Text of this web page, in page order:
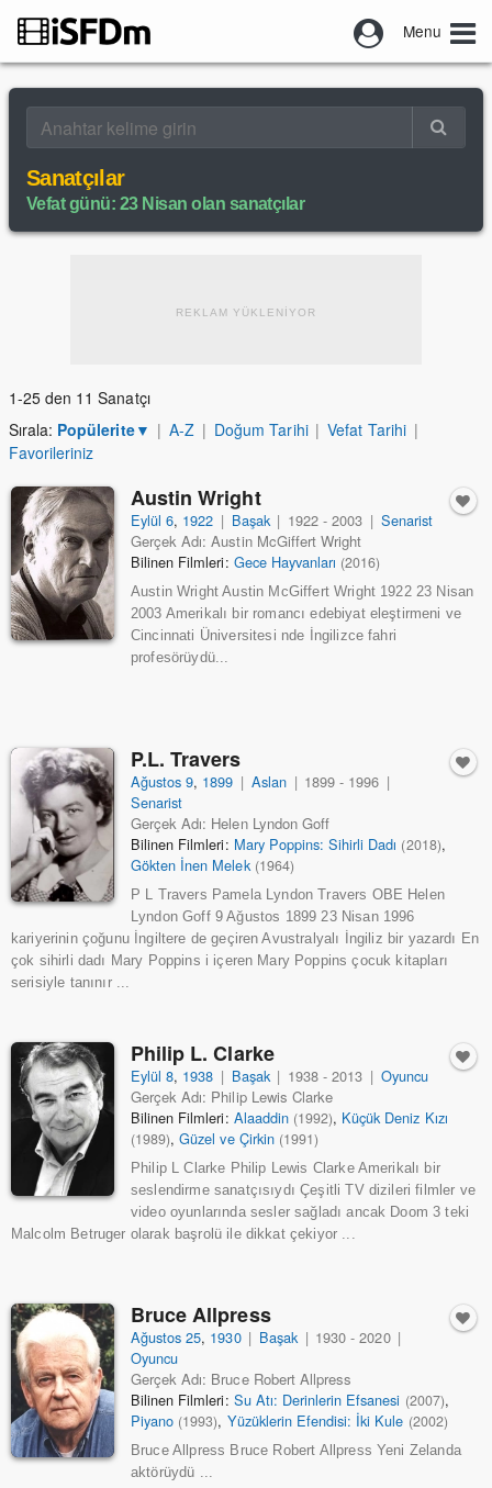
Menu
Sanatçılar
Vefat günü: 23 Nisan olan sanatçılar
REKLAM YÜKLENİYOR
1-25 den 11 Sanatçı
Sırala: Popülerite▼ | A-Z | Doğum Tarihi | Vefat Tarihi |
Favorileriniz
Austin Wright
Eylül 6, 1922 | Başak | 1922 - 2003 | Senarist
Gerçek Adı: Austin McGiffert Wright
Bilinen Filmleri: Gece Hayvanları (2016)
Austin Wright Austin McGiffert Wright 1922 23 Nisan
2003 Amerikalı bir romancı edebiyat eleştirmeni ve
Cincinnati Üniversitesi nde İngilizce fahri
profesörüydü...
P.L. Travers
Ağustos 9, 1899 | Aslan | 1899 - 1996 |
Senarist
Gerçek Adı: Helen Lyndon Goff
Bilinen Filmleri: Mary Poppins: Sihirli Dadı (2018),
Gökten İnen Melek (1964)
P L Travers Pamela Lyndon Travers OBE Helen
Lyndon Goff 9 Ağustos 1899 23 Nisan 1996
kariyerinin çoğunu İngiltere de geçiren Avustralyalı İngiliz bir yazardı En
çok sihirli dadı Mary Poppins i içeren Mary Poppins çocuk kitapları
serisiyle tanınır ...
Philip L. Clarke
Eylül 8, 1938 | Başak | 1938 - 2013 | Oyuncu
Gerçek Adı: Philip Lewis Clarke
Bilinen Filmleri: Alaaddin (1992), Küçük Deniz Kızı
(1989),Güzel ve Çirkin (1991)
Philip L Clarke Philip Lewis Clarke Amerikalı bir
seslendirme sanatçısıydı Çeşitli TV dizileri filmler ve
video oyunlarında sesler sağladı ancak Doom 3 teki
Malcolm Betruger olarak başrolü ile dikkat çekiyor ...
Bruce Allpress
Ağustos 25, 1930 | Başak | 1930 - 2020 |
Oyuncu
Gerçek Adı: Bruce Robert Allpress
Bilinen Filmleri: Su Atı: Derinlerin Efsanesi (2007),
Piyano (1993), Yüzüklerin Efendisi: İki Kule (2002)
Bruce Allpress Bruce Robert Allpress Yeni Zelanda
aktörüydü ...